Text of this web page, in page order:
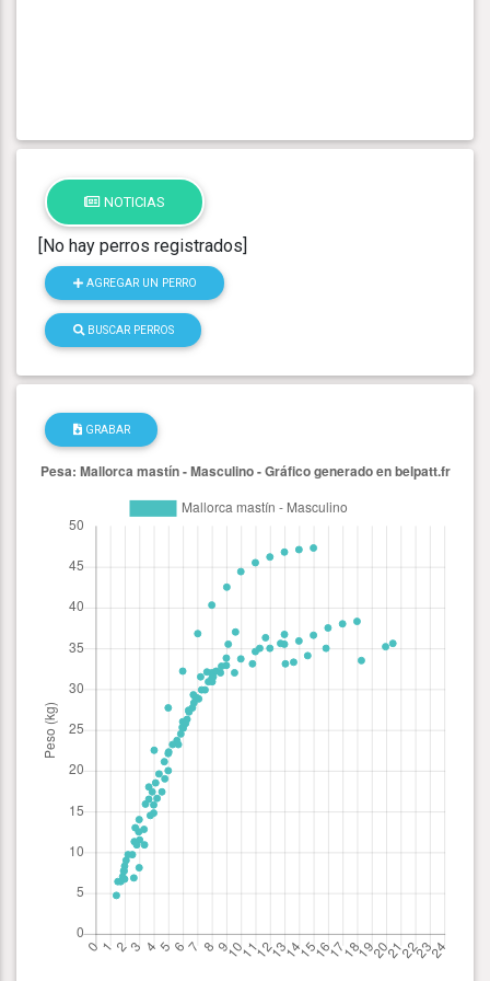
NOTICIAS
[No hay perros registrados]
AGREGAR UN PERRO
BUSCAR PERROS
GRABAR